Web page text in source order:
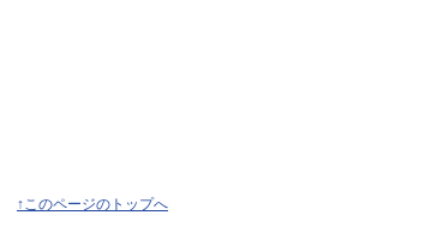
↑このページのトップへ